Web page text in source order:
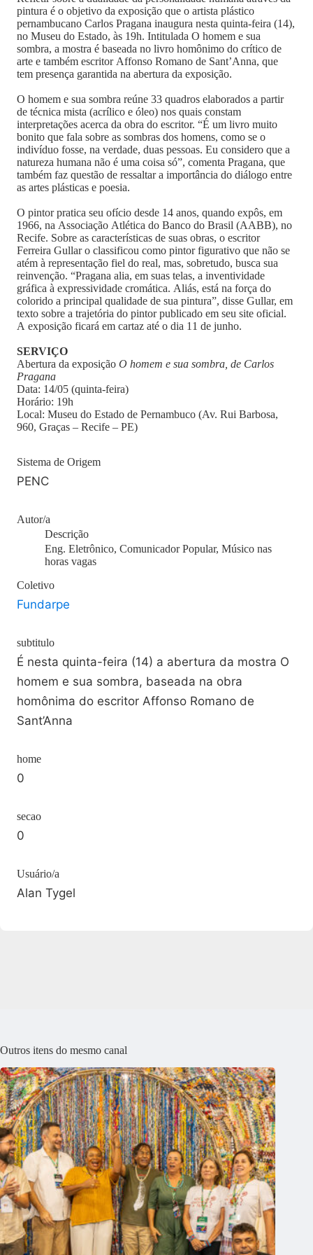
pintura é o objetivo da exposição que o artista plástico
pernambucano Carlos Pragana inaugura nesta quinta-feira (14),
no Museu do Estado, às 19h. Intitulada O homem e sua
sombra, a mostra é baseada no livro homônimo do crítico de
arte e também escritor Affonso Romano de Sant’Anna, que
tem presença garantida na abertura da exposição.
O homem e sua sombra reúne 33 quadros elaborados a partir
de técnica mista (acrílico e óleo) nos quais constam
interpretações acerca da obra do escritor. “É um livro muito
bonito que fala sobre as sombras dos homens, como se o
indivíduo fosse, na verdade, duas pessoas. Eu considero que a
natureza humana não é uma coisa só”, comenta Pragana, que
também faz questão de ressaltar a importância do diálogo entre
as artes plásticas e poesia.
O pintor pratica seu ofício desde 14 anos, quando expôs, em
1966, na Associação Atlética do Banco do Brasil (AABB), no
Recife. Sobre as características de suas obras, o escritor
Ferreira Gullar o classificou como pintor figurativo que não se
atém à representação fiel do real, mas, sobretudo, busca sua
reinvenção. “Pragana alia, em suas telas, a inventividade
gráfica à expressividade cromática. Aliás, está na força do
colorido a principal qualidade de sua pintura”, disse Gullar, em
texto sobre a trajetória do pintor publicado em seu site oficial.
A exposição ficará em cartaz até o dia 11 de junho.
SERVIÇO
Abertura da exposição O homem e sua sombra, de Carlos
Pragana
Data: 14/05 (quinta-feira)
Horário: 19h
Local: Museu do Estado de Pernambuco (Av. Rui Barbosa,
960, Graças – Recife – PE)
Sistema de Origem
PENC
Autor/a
Descrição
Eng. Eletrônico, Comunicador Popular, Músico nas
horas vagas
Coletivo
Fundarpe
subtitulo
É nesta quinta-feira (14) a abertura da mostra O
homem e sua sombra, baseada na obra
homônima do escritor Affonso Romano de
Sant’Anna
home
0
secao
0
Usuário/a
Alan Tygel
Outros itens do mesmo canal